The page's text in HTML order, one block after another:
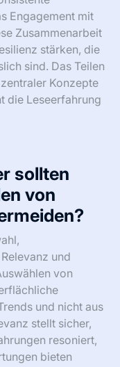
Sie sich
Konzepte
zu verstärken.
die
Erstellen Sie einen
in Ihre
und
Engagement mit
Zusammenarbeit
stärken, die
sind. Das Teilen
Konzepte